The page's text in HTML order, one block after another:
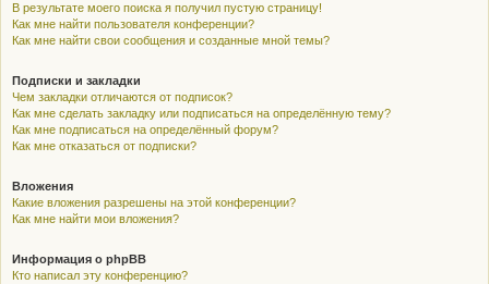
В результате моего поиска я получил пустую страницу!
Как мне найти пользователя конференции?
Как мне найти свои сообщения и созданные мной темы?
Подписки и закладки
Чем закладки отличаются от подписок?
Как мне сделать закладку или подписаться на определённую тему?
Как мне подписаться на определённый форум?
Как мне отказаться от подписки?
Вложения
Какие вложения разрешены на этой конференции?
Как мне найти мои вложения?
Информация о phpBB
Кто написал эту конференцию?